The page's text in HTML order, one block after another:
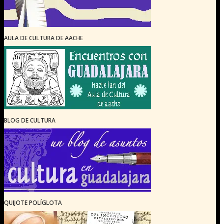
AULA DE CULTURA DE AACHE
BLOG DE CULTURA
QUIJOTE POLÍGLOTA